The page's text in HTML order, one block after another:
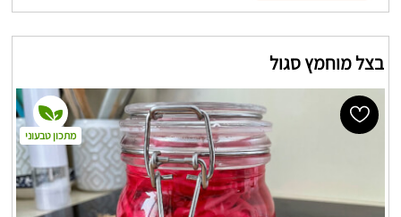
בצל מוחמץ סגול
מתכון טבעוני